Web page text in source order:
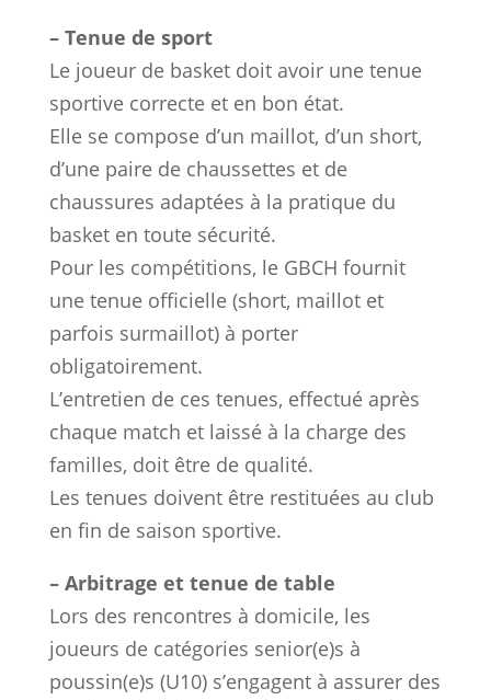
– Tenue de sport
Le joueur de basket doit avoir une tenue
sportive correcte et en bon état.
Elle se compose d’un maillot, d’un short,
d’une paire de chaussettes et de
chaussures adaptées à la pratique du
basket en toute sécurité.
Pour les compétitions, le GBCH fournit
une tenue officielle (short, maillot et
parfois surmaillot) à porter
obligatoirement.
L’entretien de ces tenues, effectué après
chaque match et laissé à la charge des
familles, doit être de qualité.
Les tenues doivent être restituées au club
en fin de saison sportive.
– Arbitrage et tenue de table
Lors des rencontres à domicile, les
joueurs de catégories senior(e)s à
poussin(e)s (U10) s’engagent à assurer des